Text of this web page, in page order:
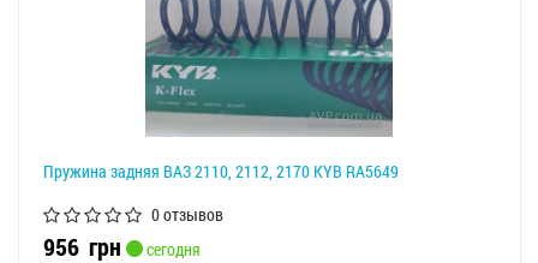
Пружина задняя ВАЗ 2110, 2112, 2170 KYB RA5649
0 отзывов
956 грн
сегодня